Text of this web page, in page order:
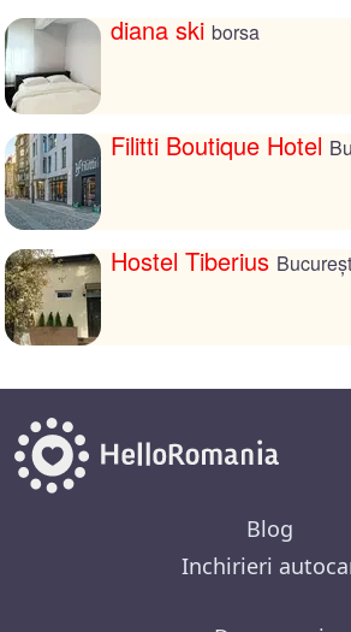
diana ski borsa
Filitti Boutique Hotel
Hostel Tiberius
Blog
Inchirieri